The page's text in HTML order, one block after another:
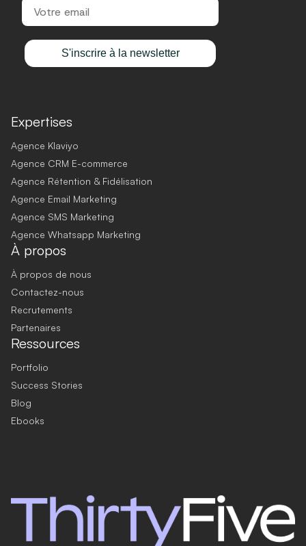
S'inscrire à la newsletter
Expertises
Agence Klaviyo
Agence CRM E-commerce
Agence Rétention & Fidélisation
Agence Email Marketing
Agence SMS Marketing
Agence Whatsapp Marketing
À propos
À propos de nous
Contactez-nous
Recrutements
Partenaires
Ressources
Portfolio
Success Stories
Blog
Ebooks